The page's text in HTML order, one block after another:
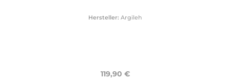
Hersteller: Argileh
Regulärer Preis:
119,90 €